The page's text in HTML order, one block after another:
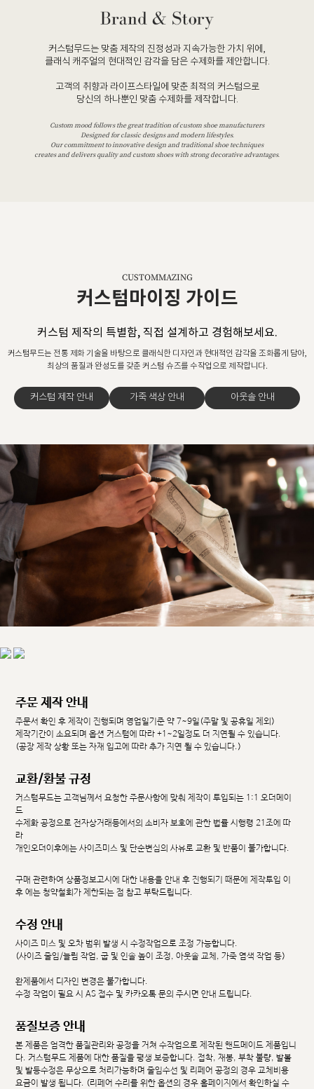
커스텀무드는 맞춤 제작의 진정성과 지속가능한 가치 위에,
클래식 캐주얼의 현대적인 감각을 담은 수제화를 제안합니다.
고객의 취향과 라이프스타일에 맞춘 최적의 커스텀으로
당신의 하나뿐인 맞춤 수제화를 제작합니다.
Custom mood follows the great tradition of custom shoe manufacturers
Designed for classic designs and modern lifestyles.
Our commitment to innovative design and traditional shoe techniques
creates and delivers quality and custom shoes with strong decorative advantages.
CUSTOMMAZING
커스텀마이징 가이드
커스텀 제작의 특별함, 직접 설계하고 경험해보세요.
커스텀무드는 전통 제화 기술을 바탕으로 클래식한 디자인과 현대적인 감각을 조화롭게 담아,
최상의 품질과 완성도를 갖춘 커스텀 슈즈를 수작업으로 제작합니다.
커스텀 제작 안내 가죽 색상 안내 아웃솔 안내
주문 제작 안내
주문서 확인 후 제작이 진행되며 영업일기준 약 7~9일(주말 및 공휴일 제외)
제작기간이 소요되며 옵션 커스텀에 따라 +1~2일정도 더 지연될 수 있습니다.
(공장 제작 상황 또는 자재 입고에 따라 추가 지연 될 수 있습니다.)
교환/환불 규정
커스텀무드는 고객님께서 요청한 주문사항에 맞춰 제작이 투입되는 1:1 오더메이
드
수제화 공정으로 전자상거래등에서의 소비자 보호에 관한 법률 시행령 21조에 따
라
개인오더이후에는 사이즈미스 및 단순변심의 사유로 교환 및 반품이 불가합니다.
구매 관련하여 상품정보고시에 대한 내용을 안내 후 진행되기 때문에 제작투입 이
후 에는 청약철회가 제한되는 점 참고 부탁드립니다.
수정 안내
사이즈 미스 및 오차 범위 발생 시 수정작업으로 조정 가능합니다.
(사이즈 줄임/늘림 작업, 굽 및 인솔 높이 조정, 아웃솔 교체, 가죽 염색 작업 등)
완제품에서 디자인 변경은 불가합니다.
수정 작업이 필요 시 AS 접수 및 카카오톡 문의 주시면 안내 드립니다.
품질보증 안내
본 제품은 엄격한 품질관리와 공정을 거쳐 수작업으로 제작된 핸드메이드 제품입니
다. 커스텀무드 제품에 대한 품질을 평생 보증합니다. 접착, 재봉, 부착 불량, 발볼
및 발등수정은 무상으로 처리가능하며 줄임수선 및 리페어 공정의 경우 교체비용
요금이 발생 됩니다. (리페어 수리를 위한 옵션의 경우 홈페이지에서 확인하실 수